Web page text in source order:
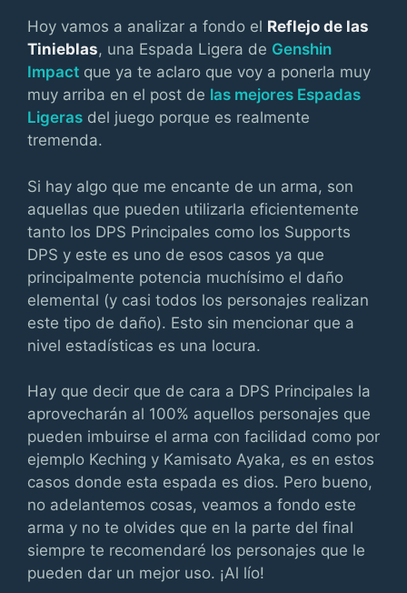
Hoy vamos a analizar a fondo el Reflejo de las
Tinieblas, una Espada Ligera de Genshin
Impact que ya te aclaro que voy a ponerla muy
muy arriba en el post de las mejores Espadas
Ligeras del juego porque es realmente
tremenda.
Si hay algo que me encante de un arma, son
aquellas que pueden utilizarla eficientemente
tanto los DPS Principales como los Supports
DPS y este es uno de esos casos ya que
principalmente potencia muchísimo el daño
elemental (y casi todos los personajes realizan
este tipo de daño). Esto sin mencionar que a
nivel estadísticas es una locura.
Hay que decir que de cara a DPS Principales la
aprovecharán al 100% aquellos personajes que
pueden imbuirse el arma con facilidad como por
ejemplo Keching y Kamisato Ayaka, es en estos
casos donde esta espada es dios. Pero bueno,
no adelantemos cosas, veamos a fondo este
arma y no te olvides que en la parte del final
siempre te recomendaré los personajes que le
pueden dar un mejor uso. ¡Al lío!